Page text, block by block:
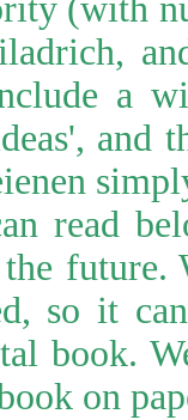
(with
a
and
read
the future.
so it
book.
on